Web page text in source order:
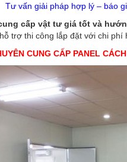
Tư vấn giải pháp hợp lý – báo
cấp vật tư giá tốt và
trợ thi công lắp đặt với chi phí
CUNG CẤP PANEL